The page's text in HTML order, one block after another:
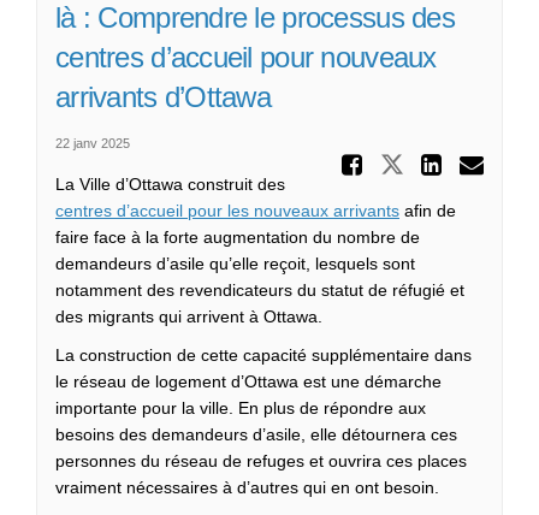
là : Comprendre le processus des
centres d’accueil pour nouveaux
arrivants d’Ottawa
22 janv 2025
Partager
La Ville d’Ottawa construit des
centres d’accueil pour les nouveaux arrivants afin de
faire face à la forte augmentation du nombre de
demandeurs d’asile qu’elle reçoit, lesquels sont
notamment des revendicateurs du statut de réfugié et
des migrants qui arrivent à Ottawa.
La construction de cette capacité supplémentaire dans
le réseau de logement d’Ottawa est une démarche
importante pour la ville. En plus de répondre aux
besoins des demandeurs d’asile, elle détournera ces
personnes du réseau de refuges et ouvrira ces places
vraiment nécessaires à d’autres qui en ont besoin.